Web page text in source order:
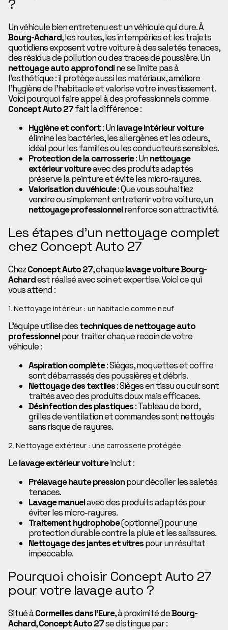
?
Un véhicule bien entretenu est un véhicule qui dure. À
Bourg-Achard, les routes, les intempéries et les trajets
quotidiens exposent votre voiture à des saletés tenaces,
des résidus de pollution ou des traces de poussière. Un
nettoyage auto approfondine se limite pas à
l’esthétique : il protège aussi les matériaux, améliore
l’hygiène de l’habitacle et valorise votre investissement.
Voici pourquoi faire appel à des professionnels comme
Concept Auto 27fait la différence :
Hygiène et confort: Unlavage intérieur voiture
élimine les bactéries, les allergènes et les odeurs,
idéal pour les familles ou les conducteurs sensibles.
Protection de la carrosserie: Unnettoyage
extérieur voitureavec des produits adaptés
préserve la peinture et évite les micro-rayures.
Valorisation du véhicule: Que vous souhaitiez
vendre ou simplement entretenir votre voiture, un
nettoyage professionnelrenforce son attractivité.
Les étapes d’un nettoyage complet
chez Concept Auto 27
ChezConcept Auto 27, chaquelavage voiture Bourg-
Achardest réalisé avec soin et expertise. Voici ce qui
vous attend :
1. Nettoyage intérieur : un habitacle comme neuf
L’équipe utilise destechniques de nettoyage auto
professionnelpour traiter chaque recoin de votre
véhicule :
Aspiration complète: Sièges, moquettes et coffre
sont débarrassés des poussières et débris.
Nettoyage des textiles: Sièges en tissu ou cuir sont
traités avec des produits doux mais efficaces.
Désinfection des plastiques: Tableau de bord,
grilles de ventilation et commandes sont nettoyés
sans risque de rayures.
2. Nettoyage extérieur : une carrosserie protégée
Lelavage extérieur voitureinclut :
Prélavage haute pressionpour décoller les saletés
tenaces.
Lavage manuelavec des produits adaptés pour
éviter les micro-rayures.
Traitement hydrophobe(optionnel) pour une
protection durable contre la pluie et les salissures.
Nettoyage des jantes et vitrespour un résultat
impeccable.
Pourquoi choisir Concept Auto 27
pour votre lavage auto ?
Situé àCormeilles dans l’Eure, à proximité deBourg-
Achard,Concept Auto 27se distingue par :